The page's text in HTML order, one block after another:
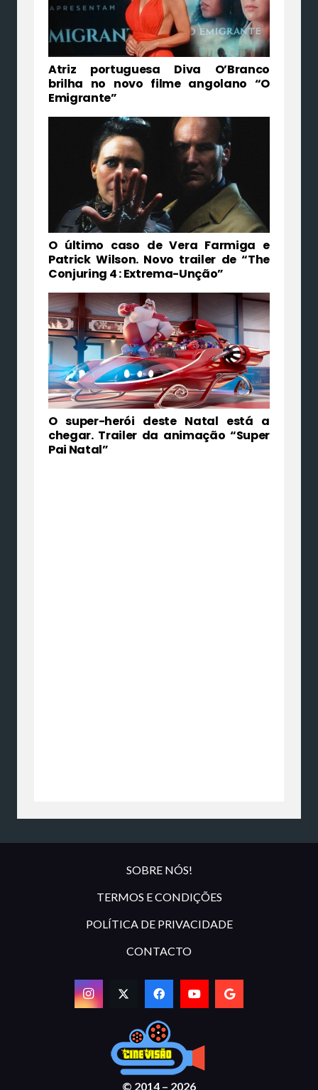
Atriz portuguesa Diva O’Branco
brilha no novo filme angolano “O
Emigrante”
O último caso de Vera Farmiga e
Patrick Wilson. Novo trailer de “The
Conjuring 4 : Extrema-Unção”
O super-herói deste Natal está a
chegar. Trailer da animação “Super
Pai Natal”
SOBRE NÓS!
TERMOS E CONDIÇÕES
POLÍTICA DE PRIVACIDADE
CONTACTO
© 2014 – 2026